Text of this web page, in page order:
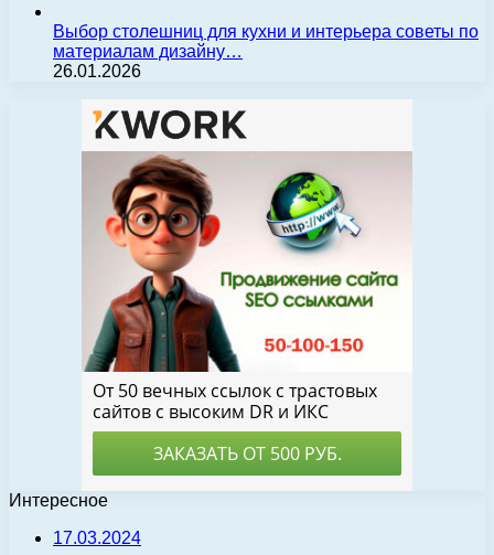
Выбор столешниц для кухни и интерьера советы по
материалам дизайну…
26.01.2026
Интересное
17.03.2024